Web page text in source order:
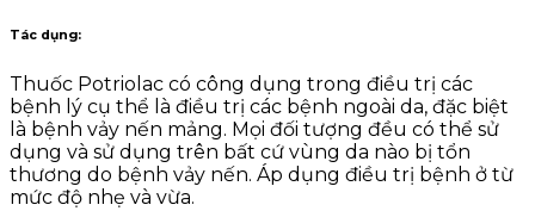
Tác dụng:
Thuốc Potriolac có công dụng trong điều trị các
bệnh lý cụ thể là điều trị các bệnh ngoài da, đặc biệt
là bệnh vảy nến mảng. Mọi đối tượng đều có thể sử
dụng và sử dụng trên bất cứ vùng da nào bị tổn
thương do bệnh vảy nến. Áp dụng điều trị bệnh ở từ
mức độ nhẹ và vừa.